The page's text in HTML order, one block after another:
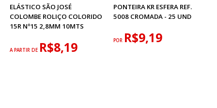
ELÁSTICO SÃO JOSÉ
COLOMBE ROLIÇO COLORIDO
15R Nº15 2,8MM 10MTS
A PARTIR DE R$8,19
PONTEIRA KR ESFERA REF.
5008 CROMADA - 25 UND
POR R$9,19